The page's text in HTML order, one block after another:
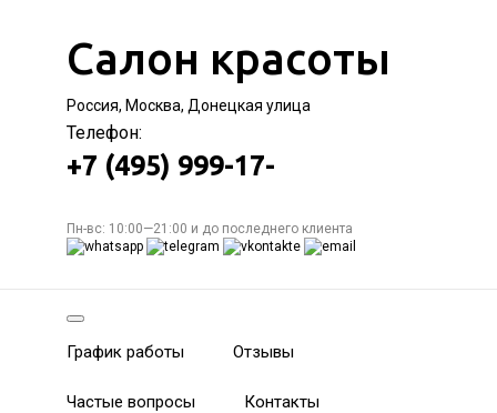
Салон красоты
Россия, Москва, Донецкая улица
Телефон:
+7 (495) 999-17-
Пн-вс: 10:00—21:00 и до последнего клиента
График работы Отзывы
Частые вопросы Контакты